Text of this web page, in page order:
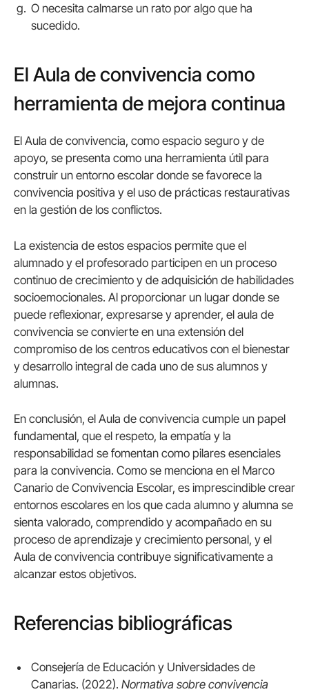
O necesita calmarse un rato por algo que ha
sucedido.
El Aula de convivencia como
herramienta de mejora continua
El Aula de convivencia, como espacio seguro y de
apoyo, se presenta como una herramienta útil para
construir un entorno escolar donde se favorece la
convivencia positiva y el uso de prácticas restaurativas
en la gestión de los conflictos.
La existencia de estos espacios permite que el
alumnado y el profesorado participen en un proceso
continuo de crecimiento y de adquisición de habilidades
socioemocionales. Al proporcionar un lugar donde se
puede reflexionar, expresarse y aprender, el aula de
convivencia se convierte en una extensión del
compromiso de los centros educativos con el bienestar
y desarrollo integral de cada uno de sus alumnos y
alumnas.
En conclusión, el Aula de convivencia cumple un papel
fundamental, que el respeto, la empatía y la
responsabilidad se fomentan como pilares esenciales
para la convivencia. Como se menciona en el Marco
Canario de Convivencia Escolar, es imprescindible crear
entornos escolares en los que cada alumno y alumna se
sienta valorado, comprendido y acompañado en su
proceso de aprendizaje y crecimiento personal, y el
Aula de convivencia contribuye significativamente a
alcanzar estos objetivos.
Referencias bibliográficas
Consejería de Educación y Universidades de
Canarias. (2022). Normativa sobre convivencia